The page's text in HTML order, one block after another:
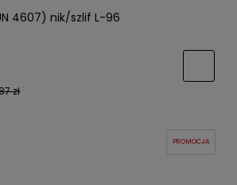
4607) nik/szlif L-96
zł
PROMOCJA